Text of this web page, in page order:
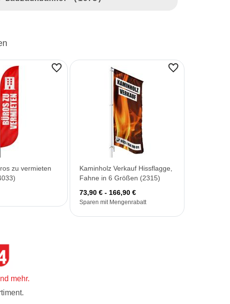
zu vermieten
Kaminholz Verkauf Hissflagge,
Fahne in 6 Größen (2315)
73,90 € - 166,90 €
Sparen mit Mengenrabatt
mehr.